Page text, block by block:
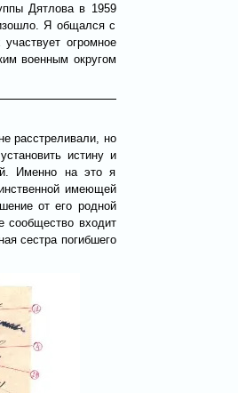
Дятлова в 1959
Я общался с
огромное
военным округом
расстреливали, но
истину и
Именно на это я
имеющей
от его родной
сообщество входит
сестра погибшего